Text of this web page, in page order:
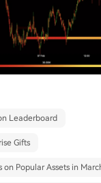
Leaderboard
Gifts
on Popular Assets in